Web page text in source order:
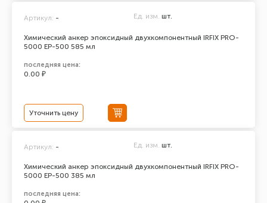
Химический анкер эпоксидный двухкомпонентный IRFIX PRO-
5000 ЕР-500 585 мл
Артикул: - Ед. изм. шт.
последняя цена:
0.00 ₽
Уточнить цену
Химический анкер эпоксидный двухкомпонентный IRFIX PRO-
5000 ЕР-500 385 мл
Артикул: - Ед. изм. шт.
последняя цена: